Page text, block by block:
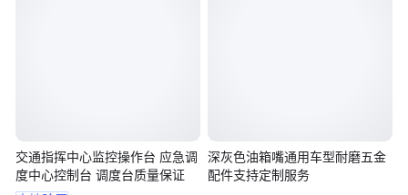
交通指挥中心监控操作台 应急调
度中心控制台 调度台质量保证
深灰色油箱嘴通用车型耐磨五金
配件支持定制服务